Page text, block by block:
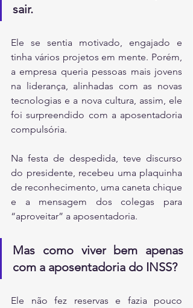
sair.
Ele se sentia motivado, engajado e
tinha vários projetos em mente. Porém,
a empresa queria pessoas mais jovens
na liderança, alinhadas com as novas
tecnologias e a nova cultura, assim, ele
foi surpreendido com a aposentadoria
compulsória.
Na festa de despedida, teve discurso
do presidente, recebeu uma plaquinha
de reconhecimento, uma caneta chique
e a mensagem dos colegas para
“aproveitar” a aposentadoria.
Mas como viver bem apenas
com a aposentadoria do INSS?
Ele não fez reservas e fazia pouco